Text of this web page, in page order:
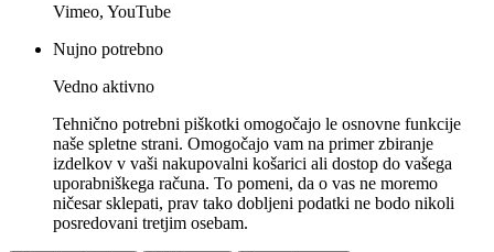
Vimeo, YouTube
Nujno potrebno
Vedno aktivno
Tehnično potrebni piškotki omogočajo le osnovne funkcije
naše spletne strani. Omogočajo vam na primer zbiranje
izdelkov v vaši nakupovalni košarici ali dostop do vašega
uporabniškega računa. To pomeni, da o vas ne moremo
ničesar sklepati, prav tako dobljeni podatki ne bodo nikoli
posredovani tretjim osebam.